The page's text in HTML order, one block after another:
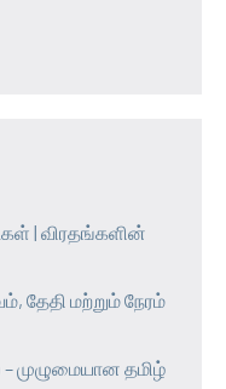
| விரதங்களின்
தேதி மற்றும் நேரம்
– முழுமையான தமிழ்